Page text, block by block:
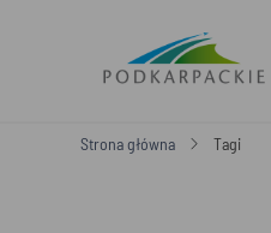
Strona główna Tagi